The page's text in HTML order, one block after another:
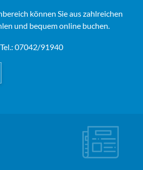
können Sie aus zahlreichen
und bequem online buchen.
07042/91940